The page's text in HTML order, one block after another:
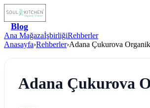
Blog
Ana MağazaİşbirliğiRehberler
Anasayfa›Rehberler›Adana Çukurova
Adana Çukurova